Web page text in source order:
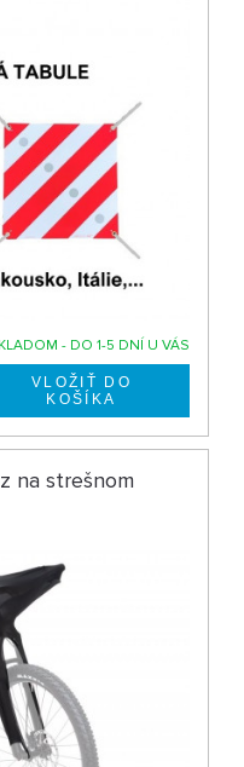
- DO 1-5 DNÍ U VÁS
na strešnom